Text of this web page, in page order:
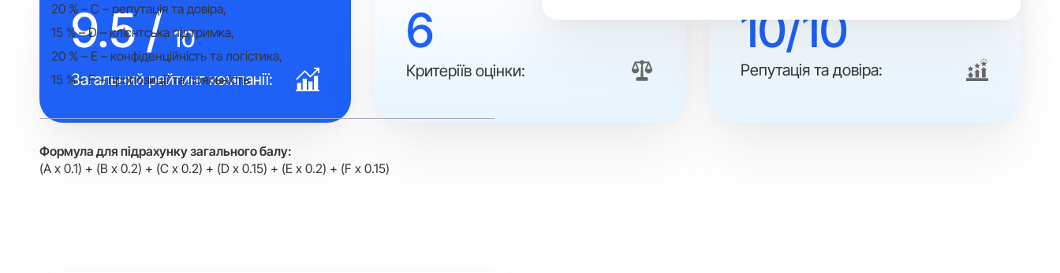
9.5 /10
Загальний рейтинг компанії:
6
Критеріїв оцінки:
10/10
Репутація та довіра:
20 % – C – репутація та довіра,
15 % – D – клієнтська підтримка,
20 % – E – конфіденційність та логістика,
15 % – F – пропозиції та лояльність
Формула для підрахунку загального балу:
(A x 0.1) + (B x 0.2) + (C x 0.2) + (D x 0.15) + (E x 0.2) + (F x 0.15)